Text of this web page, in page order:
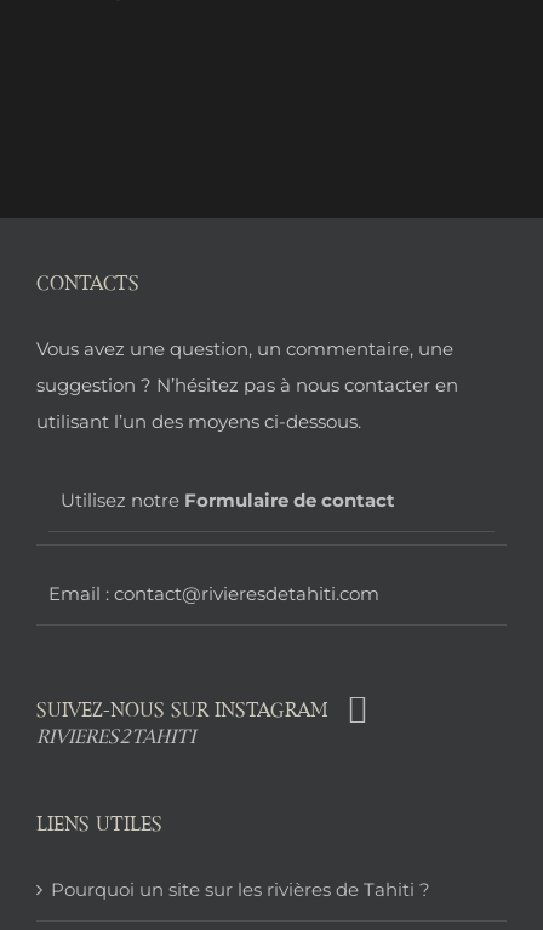
Pied
de
page
CONTACTS
Vous avez une question, un commentaire, une
suggestion ? N’hésitez pas à nous contacter en
utilisant l’un des moyens ci-dessous.
Utilisez notre Formulaire de contact
Email : contact@rivieresdetahiti.com
SUIVEZ-NOUS SUR INSTAGRAM
RIVIERES2TAHITI
LIENS UTILES
Pourquoi un site sur les rivières de Tahiti ?